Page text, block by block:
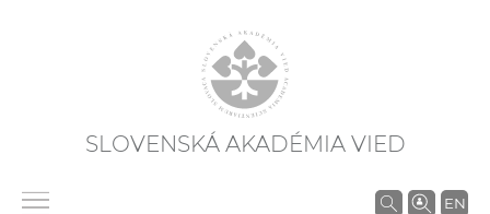
SLOVENSKÁ AKADÉMIA VIED
EN
V